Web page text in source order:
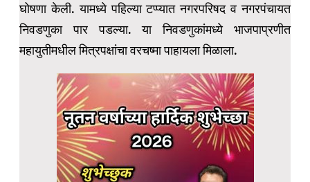
घोषणा केली. यामध्ये पहिल्या टप्प्यात नगरपरिषद व नगरपंचायत
निवडणुका पार पडल्या. या निवडणुकांमध्ये भाजपाप्रणीत
महायुतीमधील मित्रपक्षांचा वरचष्मा पाहायला मिळाला.